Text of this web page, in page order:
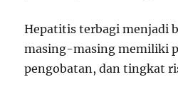
Hepatitis terbagi menjadi
masing-masing memiliki
pengobatan, dan tingkat